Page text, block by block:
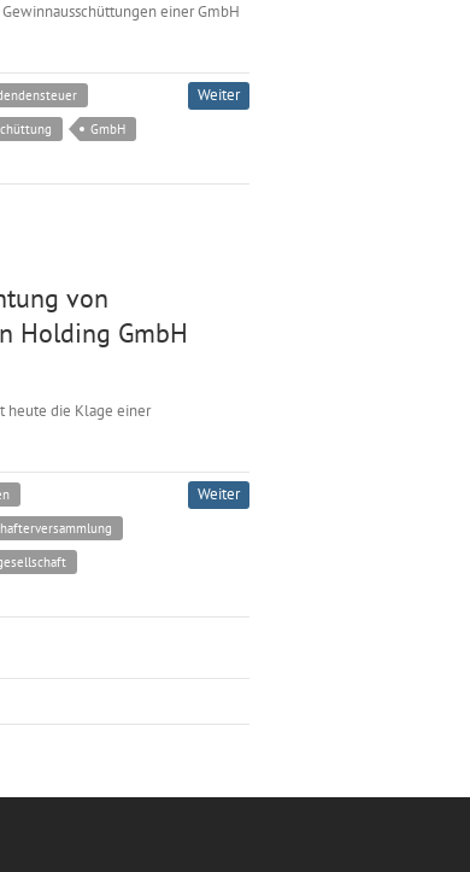
einer GmbH
GmbH
Weiter
von
Holding GmbH
heute die Klage einer
Weiter